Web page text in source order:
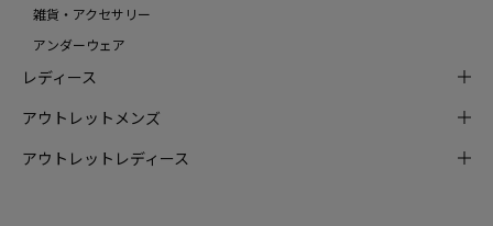
雑貨・アクセサリー
アンダーウェア
レディース
アウトレットメンズ
アウトレットレディース